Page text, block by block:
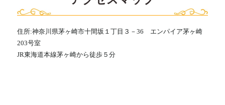
住所:神奈川県茅ヶ崎市十間坂１丁目３－36 エンパイア茅ヶ崎
203号室
JR東海道本線茅ヶ崎から徒歩５分